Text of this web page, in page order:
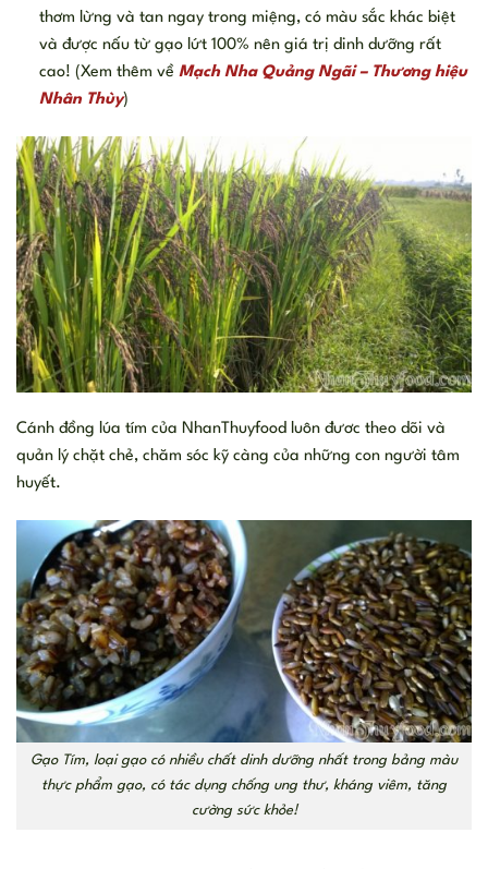
thơm lừng và tan ngay trong miệng, có màu sắc khác biệt
và được nấu từ gạo lứt 100% nên giá trị dinh dưỡng rất
cao! (Xem thêm về Mạch Nha Quảng Ngãi – Thương hiệu
Nhân Thùy)
Cánh đồng lúa tím của NhanThuyfood luôn đươc theo dõi và
quản lý chặt chẻ, chăm sóc kỹ càng của những con người tâm
huyết.
Gạo Tím, loại gạo có nhiều chất dinh dưỡng nhất trong bảng màu
thực phẩm gạo, có tác dụng chống ung thư, kháng viêm, tăng
cường sức khỏe!